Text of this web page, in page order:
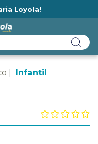
Loyola!
Infantil